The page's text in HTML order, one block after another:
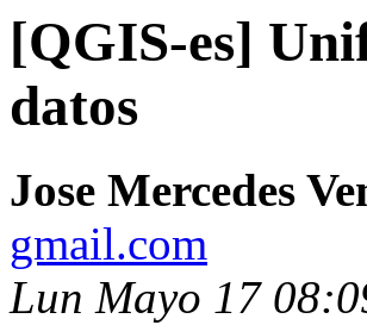
[QGIS-es]
datos
Jose Mercedes
gmail.com
Lun Mayo 17